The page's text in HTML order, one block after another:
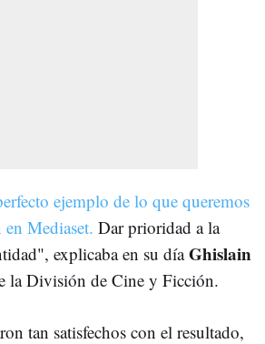
ejemplo de lo que queremos
Mediaset. Dar prioridad a la
explicaba en su díaGhislain
la División de Cine y Ficción.
tan satisfechos con el resultado,